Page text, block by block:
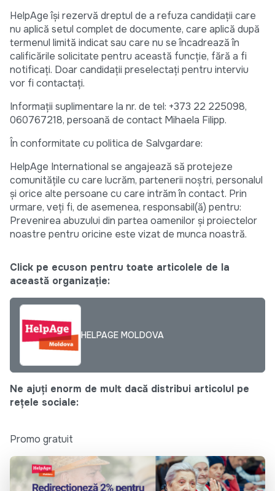
HelpAge își rezervă dreptul de a refuza candidații care
nu aplică setul complet de documente, care aplică după
termenul limită indicat sau care nu se încadrează în
calificările solicitate pentru această funcție, fără a fi
notificați. Doar candidații preselectați pentru interviu
vor fi contactați.
Informații suplimentare la nr. de tel: +373 22 225098,
060767218, persoană de contact Mihaela Filipp.
În conformitate cu politica de Salvgardare:
HelpAge International se angajează să protejeze
comunitățile cu care lucrăm, partenerii noștri, personalul
și orice alte persoane cu care intrăm în contact. Prin
urmare, veți fi, de asemenea, responsabil(ă) pentru:
Prevenirea abuzului din partea oamenilor și proiectelor
noastre pentru oricine este vizat de munca noastră.
Click pe ecuson pentru toate articolele de la
această organizație:
HELPAGE MOLDOVA
Ne ajuți enorm de mult dacă distribui articolul pe
rețele sociale:
Promo gratuit